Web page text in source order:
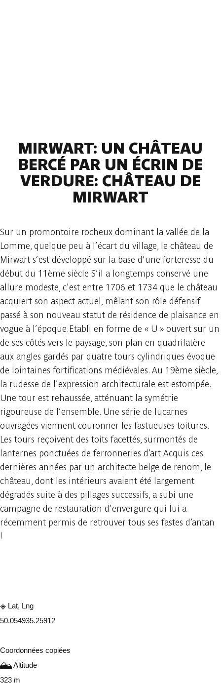
MIRWART: UN CHÂTEAU
BERCÉ PAR UN ÉCRIN DE
VERDURE: CHÂTEAU DE
MIRWART
Sur un promontoire rocheux dominant la vallée de la
Lomme, quelque peu à l’écart du village, le château de
Mirwart s’est développé sur la base d’une forteresse du
début du 11ème siècle.S’il a longtemps conservé une
allure modeste, c’est entre 1706 et 1734 que le château
acquiert son aspect actuel, mêlant son rôle défensif
passé à son nouveau statut de résidence de plaisance en
vogue à l’époque.Etabli en forme de « U » ouvert sur un
de ses côtés vers le paysage, son plan en quadrilatère
aux angles gardés par quatre tours cylindriques évoque
de lointaines fortifications médiévales. Au 19ème siècle,
la rudesse de l’expression architecturale est estompée.
Une tour est rehaussée, atténuant la symétrie
rigoureuse de l’ensemble. Une série de lucarnes
ouvragées viennent couronner les fastueuses toitures.
Les tours reçoivent des toits facettés, surmontés de
lanternes ponctuées de ferronneries d’art.Acquis ces
dernières années par un architecte belge de renom, le
château, dont les intérieurs avaient été largement
dégradés suite à des pillages successifs, a subi une
campagne de restauration d’envergure qui lui a
récemment permis de retrouver tous ses fastes d’antan
!
Lat, Lng
50.054935.25912
Coordonnées copiées
Altitude
323 m